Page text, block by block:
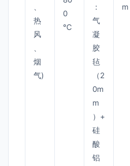
、
热
风
、
烟
气)
0
℃
：
气
凝
胶
毡
（2
0m
m
）+
硅
酸
铝
m